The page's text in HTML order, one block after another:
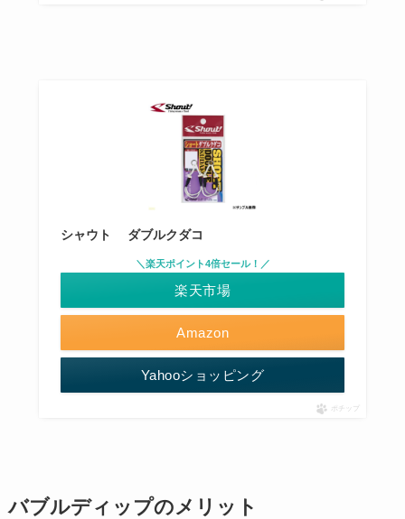
シャウト ダブルクダコ
Amazon
＼楽天ポイント4倍セール！／
楽天市場
Yahooショッピング
ポチップ
バブルディップのメリット